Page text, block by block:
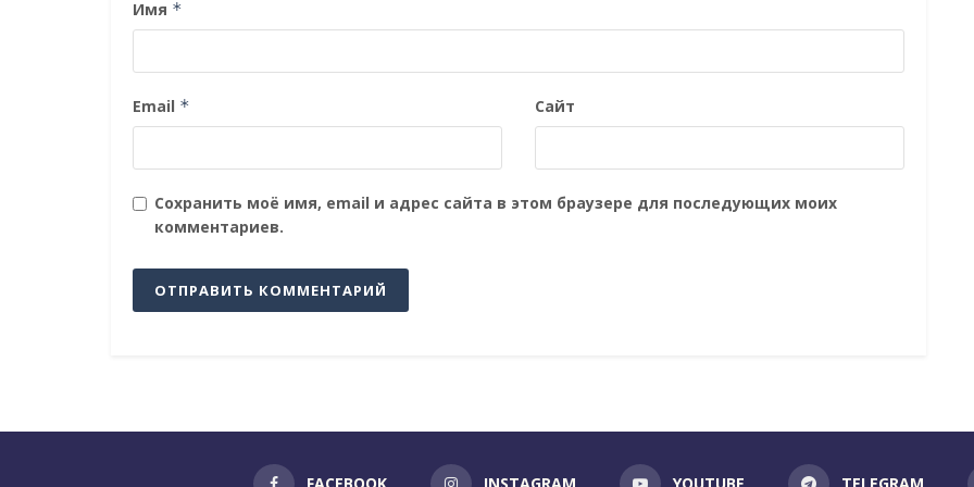
Имя *
Email * Сайт
Сохранить моё имя, email и адрес сайта в этом браузере для последующих моих
комментариев.